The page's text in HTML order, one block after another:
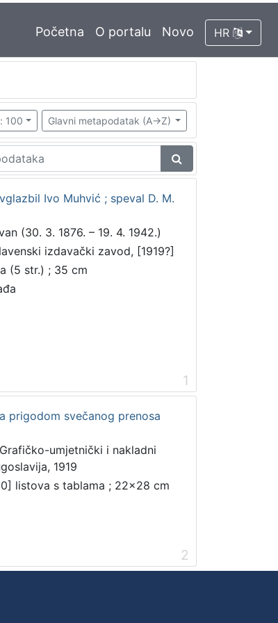
Početna O portalu Novo HR
100 Glavni metapodatak (A->Z)
Ivo Muhvić ; speval D. M.
(30. 3. 1876. – 19. 4. 1942.)
izdavački zavod, [1919?]
(5 str.) ; 35 cm
1
prigodom svečanog prenosa
umjetnički i nakladni
1919
listova s tablama ; 22x28 cm
2